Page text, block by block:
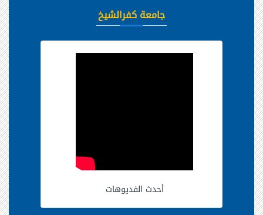
جامعة كفرالشيخ
أحدث الفديوهات